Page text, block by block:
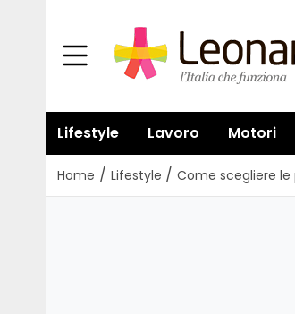
Lifestyle Lavoro Motori
Home / Lifestyle / Come scegliere